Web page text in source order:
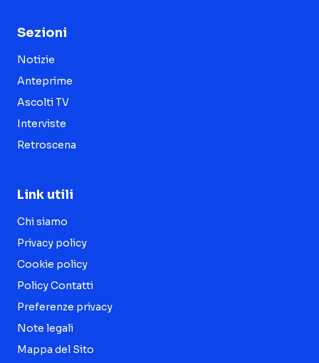
Sezioni
Notizie
Anteprime
Ascolti TV
Interviste
Retroscena
Link utili
Chi siamo
Privacy policy
Cookie policy
Policy Contatti
Preferenze privacy
Note legali
Mappa del Sito